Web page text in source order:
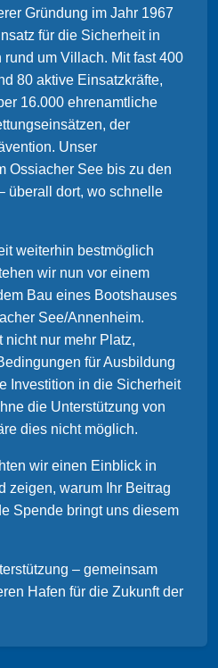
Gründung im Jahr 1967
für die Sicherheit in
um Villach. Mit fast 400
80 aktive Einsatzkräfte,
16.000 ehrenamtliche
der
Unser
Ossiacher See bis zu den
überall dort, wo schnelle
weiterhin bestmöglich
wir nun vor einem
Bau eines Bootshauses
See/Annenheim.
nicht nur mehr Platz,
für Ausbildung
Investition in die Sicherheit
die Unterstützung von
dies nicht möglich.
wir einen Einblick in
zeigen, warum Ihr Beitrag
Spende bringt uns diesem
– gemeinsam
Hafen für die Zukunft der